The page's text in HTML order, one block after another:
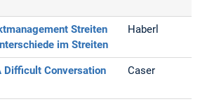
Streiten
im Streiten
Haberl
Difficult Conversation
Caser